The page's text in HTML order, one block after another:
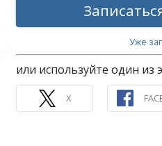
Уже
или используйте один из
X